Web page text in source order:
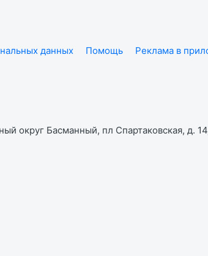
данных Помощь Реклама в
округ Басманный, пл Спартаковская, д.